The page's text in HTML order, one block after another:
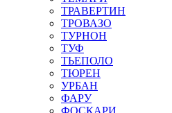
ТРАВЕРТИН
ТРОВАЗО
ТУРНОН
ТУФ
ТЬЕПОЛО
ТЮРЕН
УРБАН
ФАРУ
ФОСКАРИ